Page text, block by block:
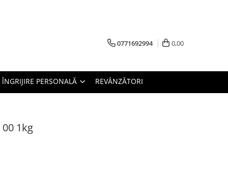
0771692994 0,00
ÎNGRIJIRE PERSONALĂ REVÂNZĂTORI
1kg